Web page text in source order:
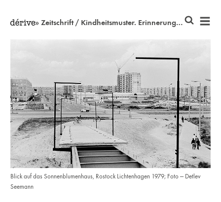
» Zeitschrift / Kindheitsmuster. Erinnerungen an Rostocks Ostmoderne mit postmodernen Methoden
Blick auf das Sonnenblumenhaus, Rostock Lichtenhagen 1979; Foto — Detlev
Seemann